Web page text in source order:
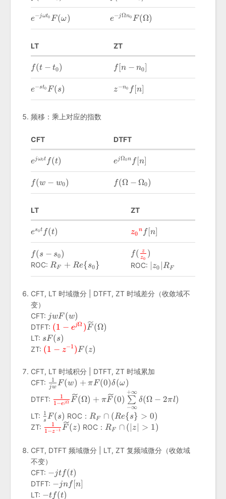
t_0)
n_0]
e^{-j\omega
t_0}F(\omega)
e−jωt0 F(ω)
e^{-j\Omega
n_0}F(\Omega)
e−jΩn0 F(Ω)
LT ZT
f(t-
t_0)
f(t − t0)
f[n-
n_0]
f[n − n0]
e^{-
st_0}F(s)
e−st0 F (s)
z^{-
n_0}f[n]
z−n0 f[n]
频移：乘上对应的指数
CFT DTFT
e^{j\omega_0t}f(t)
ejω0t f(t) e^{j\Omega_0n}f[n]
ejΩ0n f[n]
f(w-
w_0)
f(w − w0)
f(\Omega-
\Omega_0)
f(Ω − Ω0)
LT ZT
e^{s_0t}f(t)
es0t f(t)
{\color{red}
{z_0}^n}f[n]
z0
n f[ n]
f(s-
s_0)
f(s − s0)
ROC: R_F+Re\
{s_0\}
RF + Re{ s0 }
f({\color{red}\frac{z}
{z_0}})
f( z0
z )
ROC: \vert
z_0\vert
z0 RF
CFT, LT 时域微分 | DTFT, ZT 时域差分（收敛域不
变）
CFT: jwF(w)
jwF (w)
DTFT: {\color{red}(1-
e^{j\Omega})}\widetilde{F}
(\Omega)
(1 − ejΩ )F (Ω)
LT: sF(s)
sF(s)
ZT: {\color{red}
z^{-1})}F(z)
(1 − z−1 )F (z)
CFT, LT 时域积分 | DTFT, ZT 时域累加
CFT: \frac{1}
{jw}F(w)+\pi
F(0)\delta(\omega)
jw
1 F(w) + πF (0)δ(ω)
DTFT:
{\color{red}\frac{1}{1-
e^{j\Omega}}}\widetilde{F}
(\Omega)+\pi\widetilde{F}
(0)\sum\limits_{-
\infty}^{+\infty}\delta(\Omega-
2\pi l)
1−ejΩ
1 F (Ω) + πF (0)
−∞
∑
+∞
δ(Ω − 2πl)
LT: \frac{1}
{s}F(s)
s
1 F(s) ROC： R_F\cap(Re\
{s\}>0)
RF ∩ (Re{ s} > 0)
ZT: {\color{red}\frac{1}
z^{-1}}}\widetilde{F}
(z)
1−z −1
1 F (z) ROC： R_F\cap(|z|>1)
RF ∩ ( z > 1)
CFT, DTFT 频域微分 | LT, ZT 复频域微分（收敛域
不变）
CFT: -
jtf(t)
−jtf(t)
DTFT: -
jnf[n]
−jnf[n]
LT: -
−tf(t)